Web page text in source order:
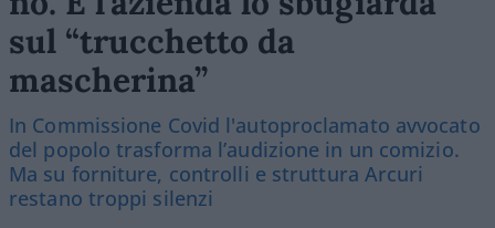
sul “trucchetto da
mascherina”
In Commissione Covid l'autoproclamato avvocato
del popolo trasforma l’audizione in un comizio.
Ma su forniture, controlli e struttura Arcuri
restano troppi silenzi